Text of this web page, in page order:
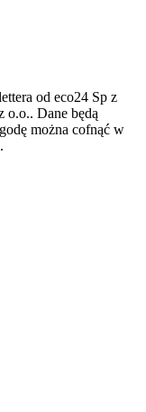
od eco24 Sp z
o.o.. Dane będą
można cofnąć w
.